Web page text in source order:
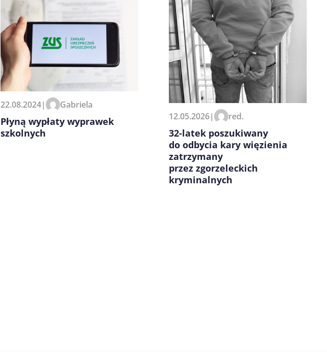
22.08.2024| Gabriela
Płyną wypłaty wyprawek
szkolnych
12.05.2026| red.
32-latek poszukiwany
do odbycia kary więzienia
zatrzymany
przez zgorzeleckich
kryminalnych